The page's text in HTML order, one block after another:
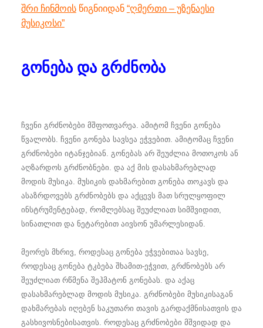
შრი ჩინმოისწიგნიიდან “ღმერთი – უზენაესი
მუსიკოსი”
გონება და გრძნობა
ჩვენი გრძნობები მშფოთვარეა. ამიტომ ჩვენი გონება
წვალობს. ჩვენი გონება სავსეა ეჭვებით. ამიტომაც ჩვენი
გრძნობები იტანჯებიან. გონებას არ შეუძლია მოთოკოს ან
აღზარდოს გრძნობნები. და აქ მის დასახმარებლად
მოდის მუსიკა. მუსიკის დახმარებით გონება თოკავს და
ასაზრდოვებს გრძნობებს და აქცევს მათ სრულყოფილ
ინსტრუმენტებად, რომლებსაც შეუძლიათ სიმშვიდით,
სინათლით და ნეტარებით აივსონ უმარლესიდან.
მეორეს მხრივ, როდესაც გონება ეჭვებითაა სავსე,
როდესაც გონება ტკბება შხამით-ეჭვით, გრძნობებს არ
შეუძლიათ რწმენა შეჰმატონ გონებას. და აქაც
დასახმარებლად მოდის მუსიკა. გრძნობები მუსიკისაგან
დახმარებას იღებენ საკუთარი თავის გარდაქმნისათვის და
გასხივოსნებისათვის. როდესაც გრძნობები მშვიდად და